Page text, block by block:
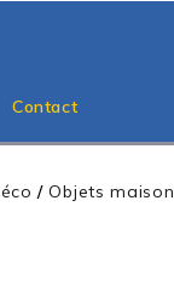
Contact
/Objets maison